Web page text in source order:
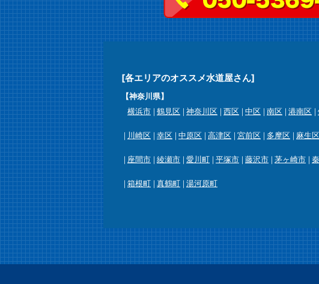
[各エリアのオススメ水道屋さん]
【神奈川県】
横浜市
鶴見区 神奈川区 西区 中区 南区 港南区
川崎区 幸区 中原区 高津区 宮前区 多摩区 麻生区
座間市 綾瀬市 愛川町 平塚市 藤沢市 茅ヶ崎市
箱根町 真鶴町 湯河原町